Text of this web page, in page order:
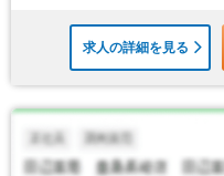
求人の詳細を見る